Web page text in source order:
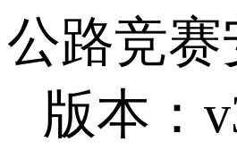
公路竞赛
版本：